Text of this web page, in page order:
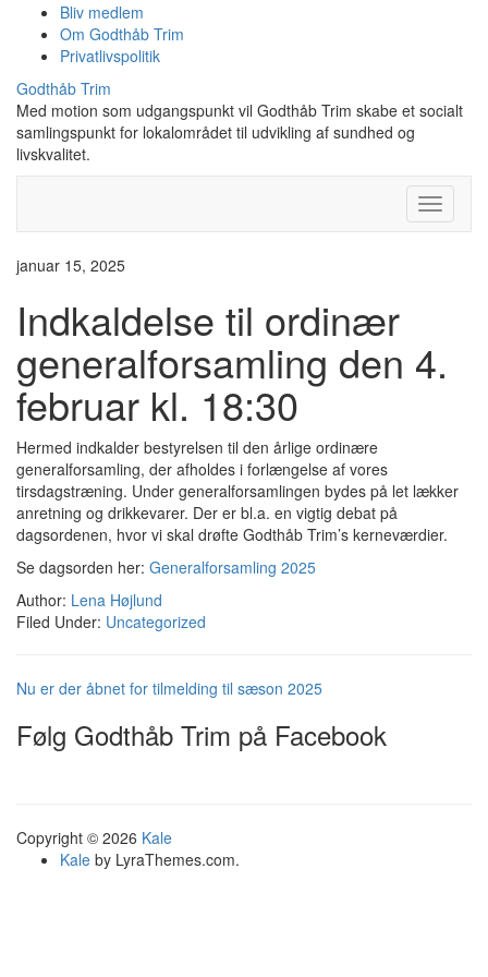
Bliv medlem
Om Godthåb Trim
Privatlivspolitik
Godthåb Trim
Med motion som udgangspunkt vil Godthåb Trim skabe et socialt
samlingspunkt for lokalområdet til udvikling af sundhed og
livskvalitet.
Toggle
januar 15, 2025
Indkaldelse til ordinær
generalforsamling den 4.
februar kl. 18:30
Hermed indkalder bestyrelsen til den årlige ordinære
generalforsamling, der afholdes i forlængelse af vores
tirsdagstræning. Under generalforsamlingen bydes på let lækker
anretning og drikkevarer. Der er bl.a. en vigtig debat på
dagsordenen, hvor vi skal drøfte Godthåb Trim’s kerneværdier.
Se dagsorden her: Generalforsamling 2025
Author: Lena Højlund
Filed Under: Uncategorized
Nu er der åbnet for tilmelding til sæson 2025
Følg Godthåb Trim på Facebook
Copyright © 2026 Kale
Kale by LyraThemes.com.